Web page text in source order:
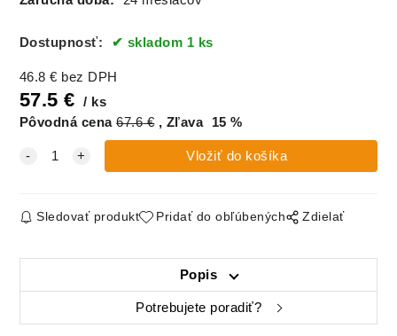
Dostupnosť: skladom 1 ks
46.8 € bez DPH
57.5 €
ks
Pôvodná cena 67.6€ Zľava 15 %
Sledovať produkt Pridať do obľúbených Zdielať
Popis
Potrebujete poradiť?